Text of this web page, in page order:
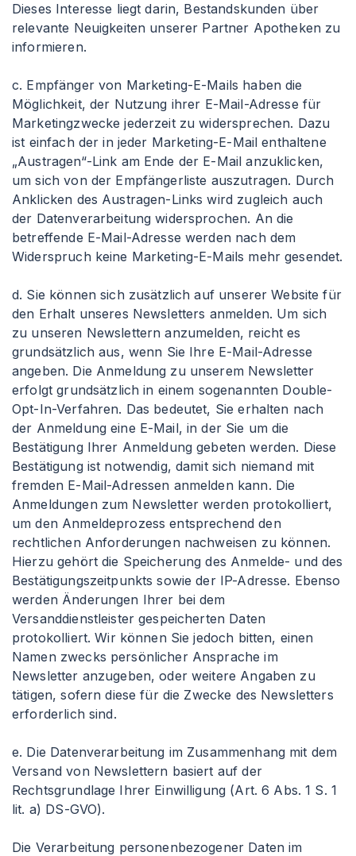
Dieses Interesse liegt darin, Bestandskunden über
relevante Neuigkeiten unserer Partner Apotheken zu
informieren.
c. Empfänger von Marketing-E-Mails haben die
Möglichkeit, der Nutzung ihrer E-Mail-Adresse für
Marketingzwecke jederzeit zu widersprechen. Dazu
ist einfach der in jeder Marketing-E-Mail enthaltene
„Austragen“-Link am Ende der E-Mail anzuklicken,
um sich von der Empfängerliste auszutragen. Durch
Anklicken des Austragen-Links wird zugleich auch
der Datenverarbeitung widersprochen. An die
betreffende E-Mail-Adresse werden nach dem
Widerspruch keine Marketing-E-Mails mehr gesendet.
d. Sie können sich zusätzlich auf unserer Website für
den Erhalt unseres Newsletters anmelden. Um sich
zu unseren Newslettern anzumelden, reicht es
grundsätzlich aus, wenn Sie Ihre E-Mail-Adresse
angeben. Die Anmeldung zu unserem Newsletter
erfolgt grundsätzlich in einem sogenannten Double-
Opt-In-Verfahren. Das bedeutet, Sie erhalten nach
der Anmeldung eine E-Mail, in der Sie um die
Bestätigung Ihrer Anmeldung gebeten werden. Diese
Bestätigung ist notwendig, damit sich niemand mit
fremden E-Mail-Adressen anmelden kann. Die
Anmeldungen zum Newsletter werden protokolliert,
um den Anmeldeprozess entsprechend den
rechtlichen Anforderungen nachweisen zu können.
Hierzu gehört die Speicherung des Anmelde- und des
Bestätigungszeitpunkts sowie der IP-Adresse. Ebenso
werden Änderungen Ihrer bei dem
Versanddienstleister gespeicherten Daten
protokolliert. Wir können Sie jedoch bitten, einen
Namen zwecks persönlicher Ansprache im
Newsletter anzugeben, oder weitere Angaben zu
tätigen, sofern diese für die Zwecke des Newsletters
erforderlich sind.
e. Die Datenverarbeitung im Zusammenhang mit dem
Versand von Newslettern basiert auf der
Rechtsgrundlage Ihrer Einwilligung (Art. 6 Abs. 1 S. 1
lit. a) DS-GVO).
Die Verarbeitung personenbezogener Daten im